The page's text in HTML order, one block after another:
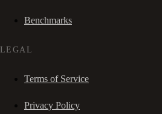
Benchmarks
LEGAL
Terms of Service
Privacy Policy